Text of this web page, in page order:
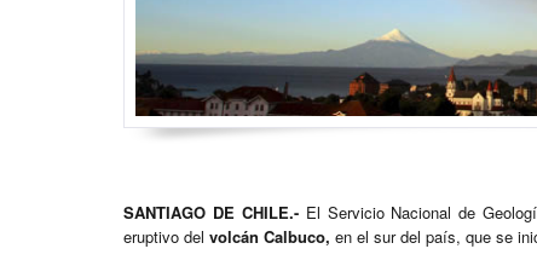
SANTIAGO DE CHILE.-El Servicio Nacional de
eruptivo del volcán Calbuco, en el sur del país, que se